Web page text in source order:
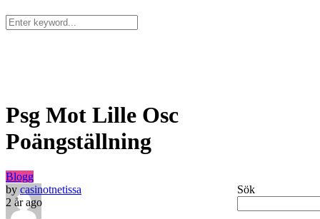
Kotisivu
Psg Mot Lille Osc
Poängställning
Blogg
by casinotnetissa
2 år ago
Sök